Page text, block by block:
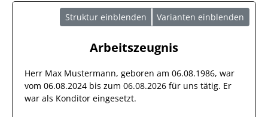
Struktur einblenden Varianten einblenden
Arbeitszeugnis
Herr Max Mustermann, geboren am 06.08.1986, war
vom 06.08.2024 bis zum 06.08.2026 für uns tätig. Er
war als Konditor eingesetzt.